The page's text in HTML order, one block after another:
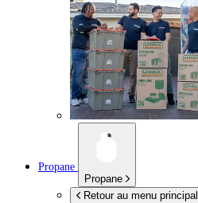
Propane
Propane
Retour au menu principal